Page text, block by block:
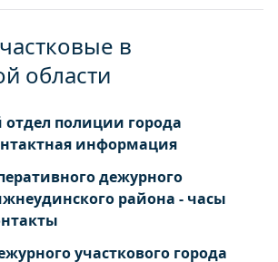
в
области
полиции города
информация
дежурного
района - часы
участкового города